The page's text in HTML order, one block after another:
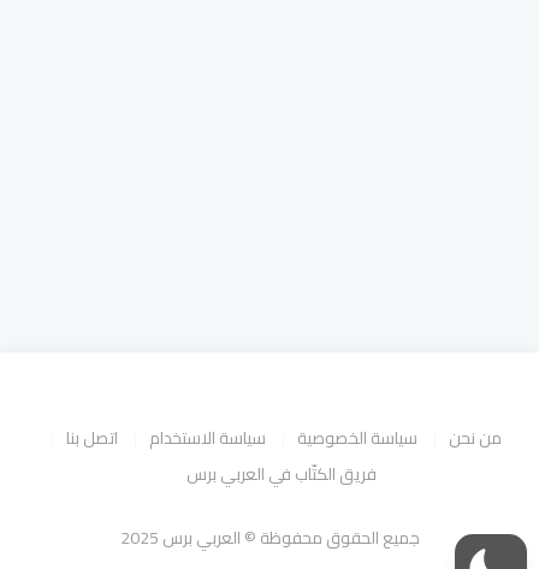
من نحن سياسة الخصوصية سياسة الاستخدام
اتصل بنا
فريق الكتّاب في العربي برس
جميع الحقوق محفوظة © العربي برس 2025